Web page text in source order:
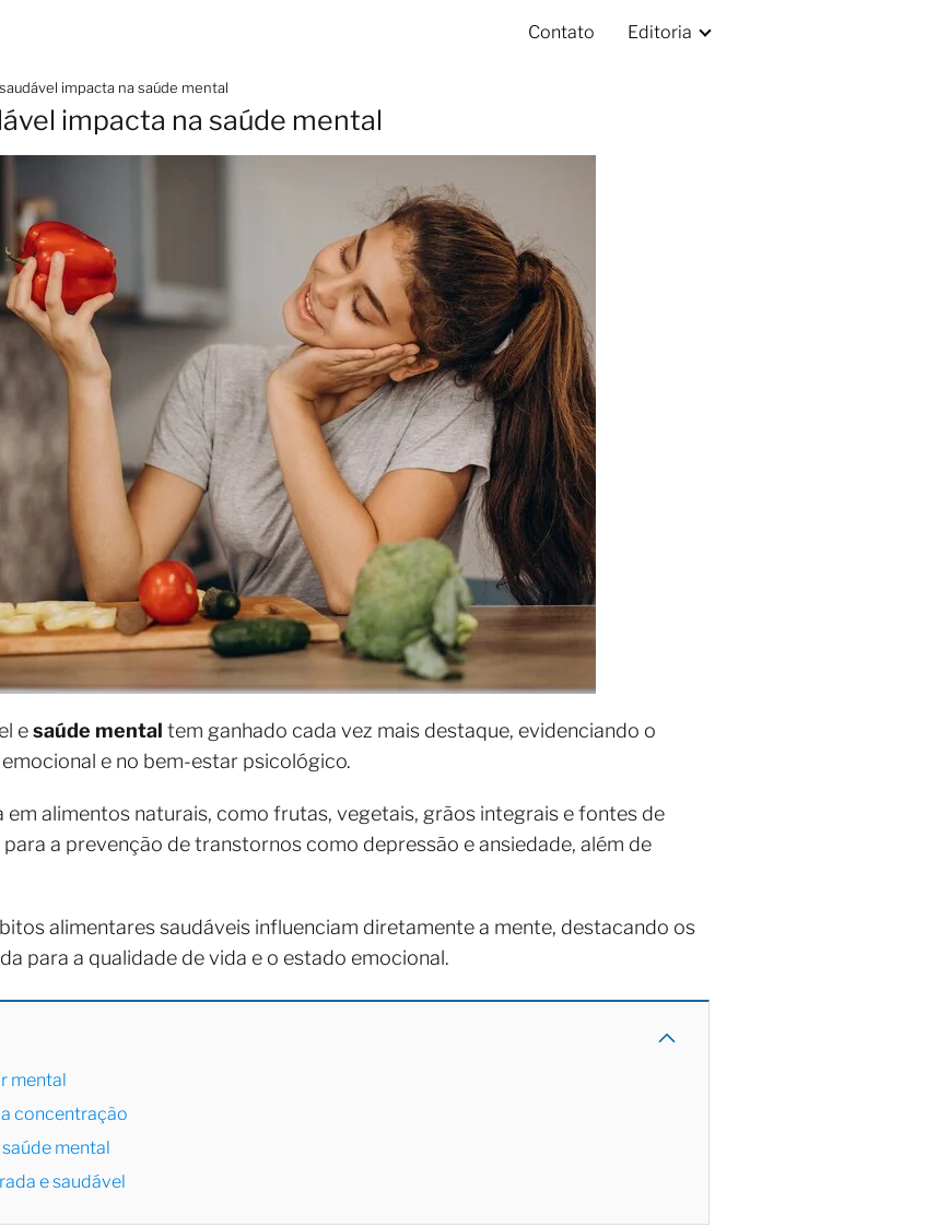
Contato Editoria
impacta na saúde mental
impacta na saúde mental
esaúde mental tem ganhado cada vez mais destaque, evidenciando o
e no bem-estar psicológico.
alimentos naturais, como frutas, vegetais, grãos integrais e fontes de
a prevenção de transtornos como depressão e ansiedade, além de
alimentares saudáveis influenciam diretamente a mente, destacando os
para a qualidade de vida e o estado emocional.
mental
concentração
mental
e saudável